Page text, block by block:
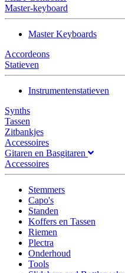
Master-keyboard
Master Keyboards
Accordeons
Statieven
Instrumentenstatieven
Synths
Tassen
Zitbankjes
Accessoires
Gitaren en Basgitaren
Accessoires
Stemmers
Capo's
Standen
Koffers en Tassen
Riemen
Plectra
Onderhoud
Tools